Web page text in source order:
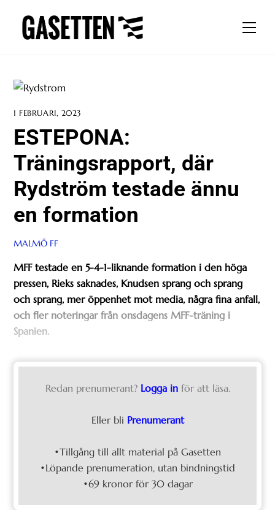
content
1 FEBRUARI, 2023
ESTEPONA:
Träningsrapport, där
Rydström testade ännu
en formation
MALMÖ FF
MFF testade en 5-4-1-liknande formation i den höga
pressen, Rieks saknades, Knudsen sprang och sprang
och sprang, mer öppenhet mot media, några fina anfall,
och fler noteringar från onsdagens MFF-träning i
Spanien.
Redan prenumerant? Logga in för att läsa.
Eller bli Prenumerant
•Tillgång till allt material på Gasetten
•Löpande prenumeration, utan bindningstid
•69 kronor för 30 dagar